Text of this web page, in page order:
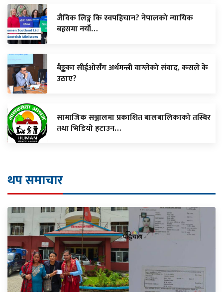
जैविक लिङ्ग कि स्वपहिचान? नेपालको न्यायिक
बहसमा नयाँ…
बैङ्कका सीईओसँग अर्थमन्त्री वाग्लेको संवाद, कसले के
उठाए?
सामाजिक सञ्जालमा प्रकाशित बालबालिकाको तस्बिर
तथा भिडियो हटाउन…
थप समाचार